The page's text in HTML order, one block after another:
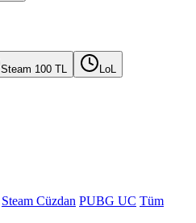
Steam 100 TL LoL
Steam Cüzdan PUBG UC Tüm